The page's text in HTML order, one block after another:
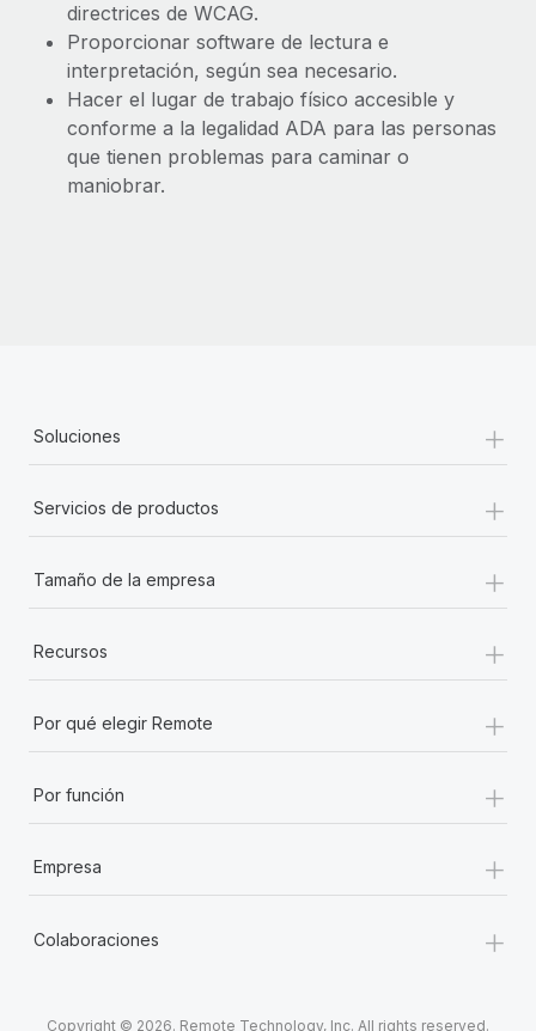
directrices de WCAG.
Proporcionar software de lectura e
interpretación, según sea necesario.
Hacer el lugar de trabajo físico accesible y
conforme a la legalidad ADA para las personas
que tienen problemas para caminar o
maniobrar.
Soluciones +
Servicios de productos +
Tamaño de la empresa +
Recursos +
Por qué elegir Remote +
Por función +
Empresa +
Colaboraciones +
Copyright © 2026. Remote Technology, Inc. All rights reserved.